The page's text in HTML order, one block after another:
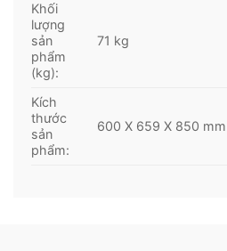
Khối
lượng
sản
phẩm
(kg):
71 kg
Kích
thước
sản
phẩm:
600 X 659 X 850 mm